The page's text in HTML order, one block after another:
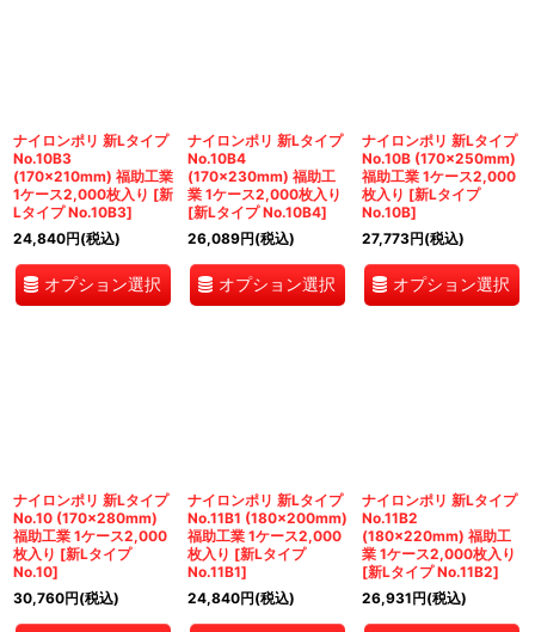
ナイロンポリ 新Lタイプ
No.10B3
(170×210mm) 福助工業
1ケース2,000枚入り [新
Lタイプ No.10B3]
24,840円(税込)
オプション選択
ナイロンポリ 新Lタイプ
No.10B4
(170×230mm) 福助工
業 1ケース2,000枚入り
[新Lタイプ No.10B4]
26,089円(税込)
オプション選択
ナイロンポリ 新Lタイプ
No.10B (170×250mm)
福助工業 1ケース2,000
枚入り [新Lタイプ
No.10B]
27,773円(税込)
オプション選択
ナイロンポリ 新Lタイプ
No.10 (170×280mm)
福助工業 1ケース2,000
枚入り [新Lタイプ
No.10]
30,760円(税込)
ナイロンポリ 新Lタイプ
No.11B1 (180×200mm)
福助工業 1ケース2,000
枚入り [新Lタイプ
No.11B1]
24,840円(税込)
ナイロンポリ 新Lタイプ
No.11B2
(180×220mm) 福助工
業 1ケース2,000枚入り
[新Lタイプ No.11B2]
26,931円(税込)